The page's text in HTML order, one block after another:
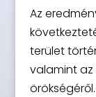
Az
terület
valamint az